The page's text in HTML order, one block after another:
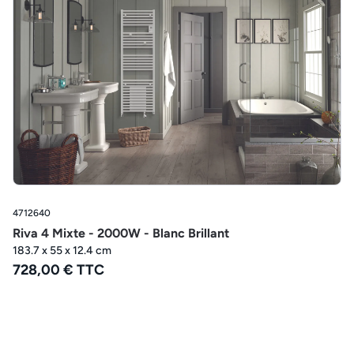
4712640
Riva 4 Mixte - 2000W - Blanc Brillant
183.7 x 55 x 12.4 cm
728,00 € TTC